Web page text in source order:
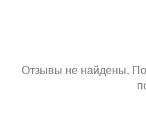
Отзывы не найдены.